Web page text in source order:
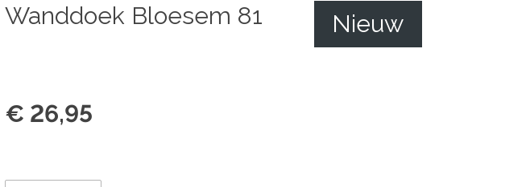
Wanddoek Bloesem 81 Nieuw
€ 26,95